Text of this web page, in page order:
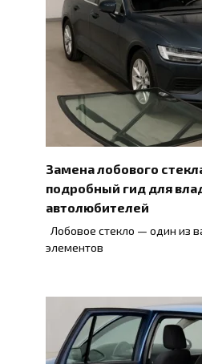
Замена лобового
подробный гид для
автолюбителей
Лобовое стекло — один из
элементов